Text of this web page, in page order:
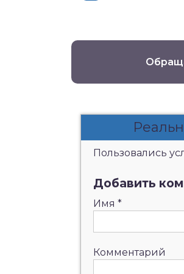
Пользовались
Добавить
Имя *
Комментарий